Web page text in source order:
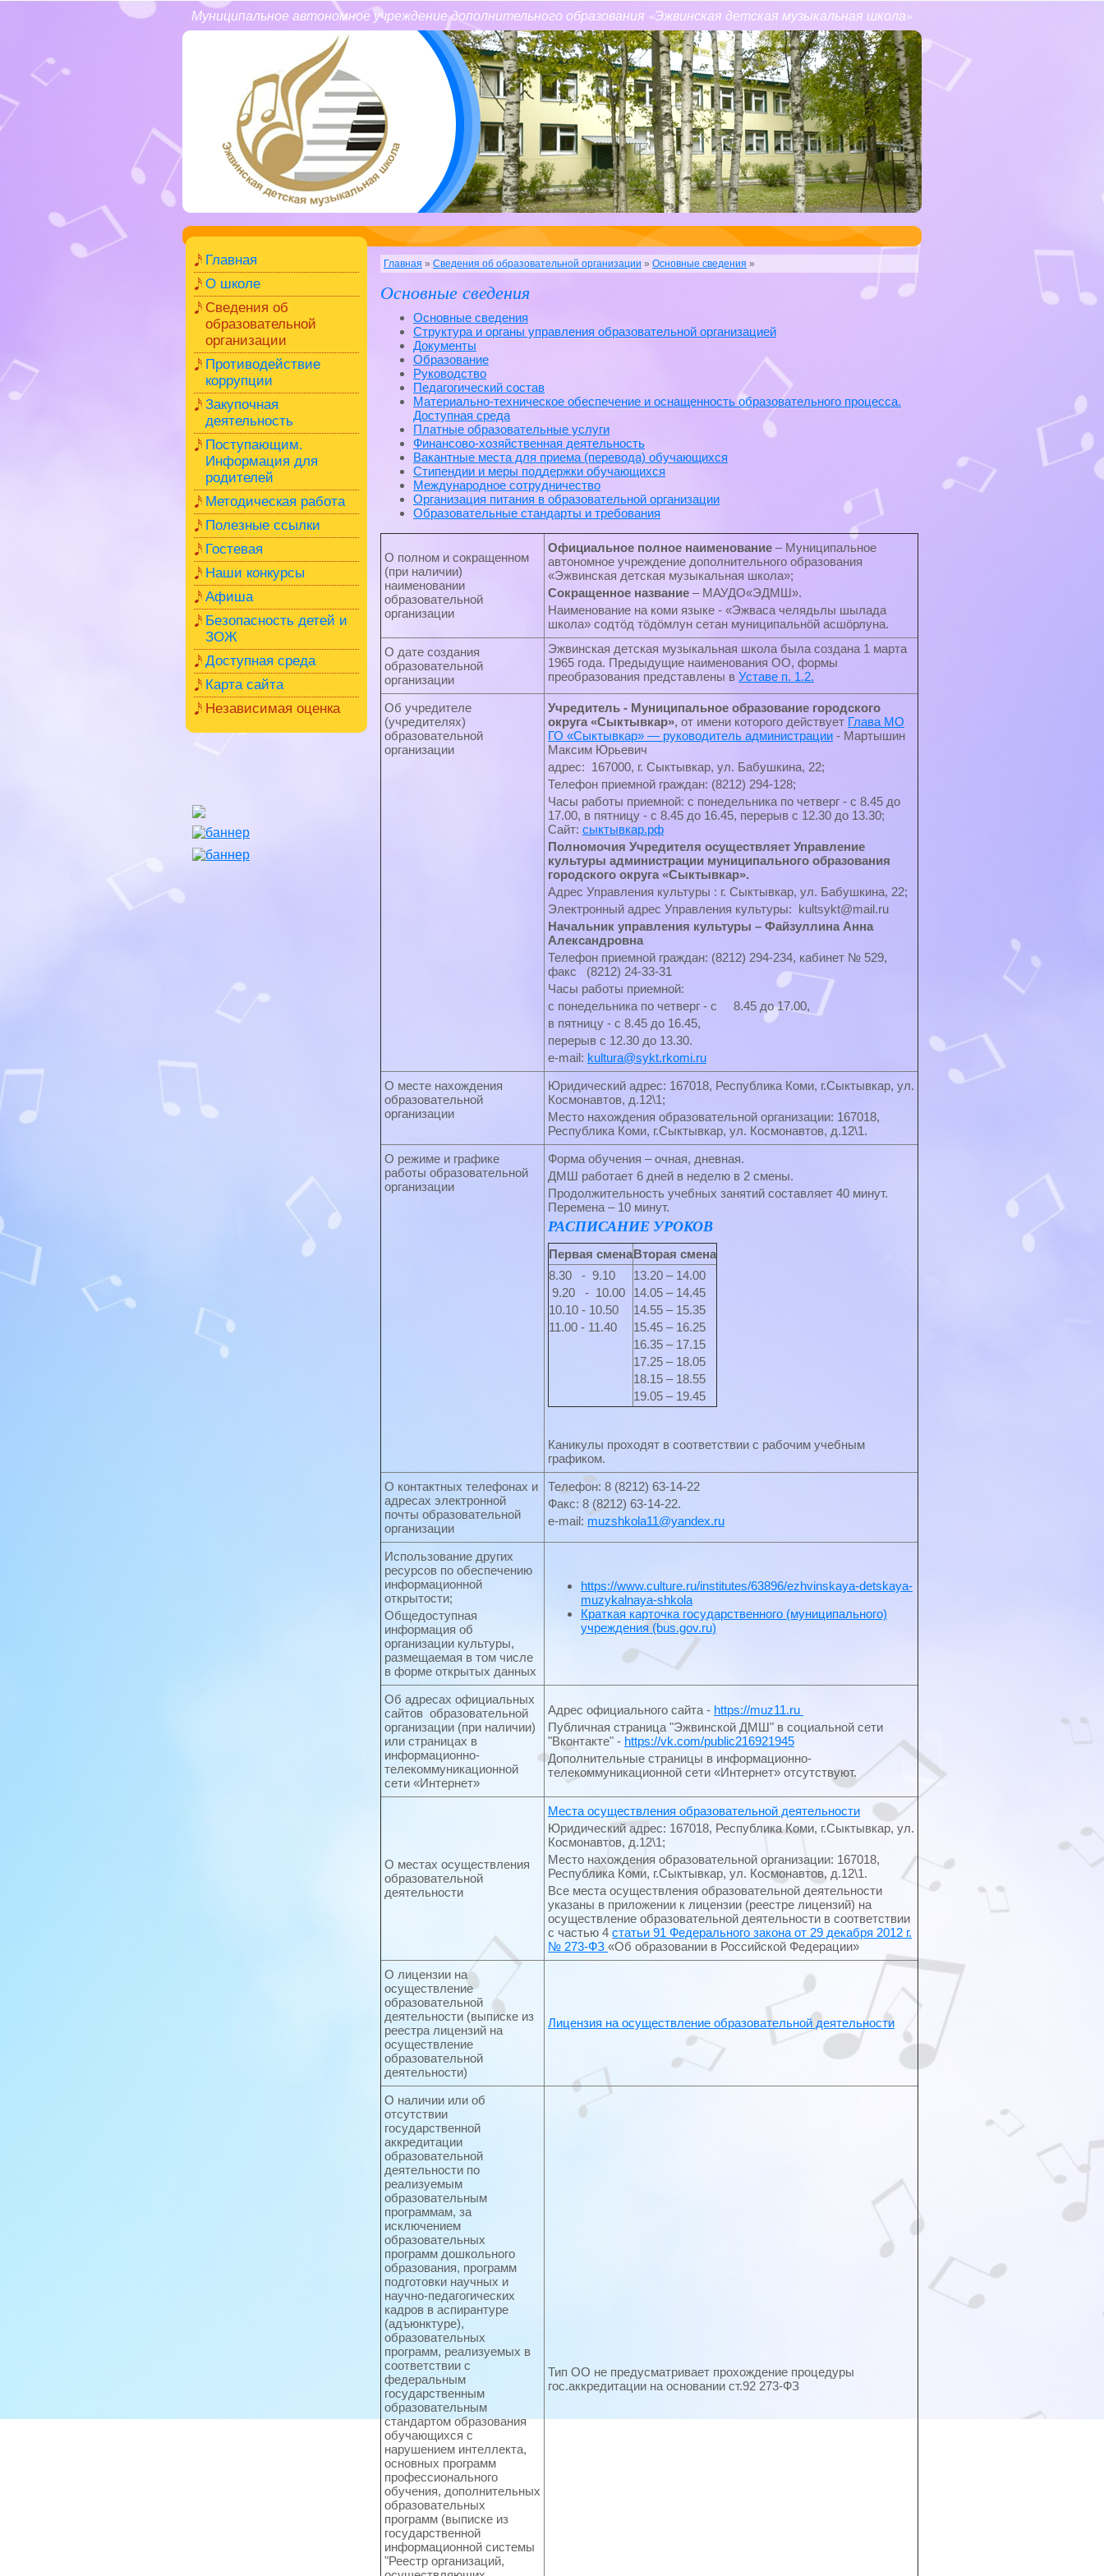
Муниципальное автономное учреждение дополнительного образования «Эжвинская детская музыкальная школа»
Главная
О школе
Сведения об
образовательной
организации
Противодействие
коррупции
Закупочная
деятельность
Поступающим.
Информация для
родителей
Методическая работа
Полезные ссылки
Гостевая
Наши конкурсы
Афиша
Безопасность детей и
ЗОЖ
Доступная среда
Карта сайта
Независимая оценка
Главная » Сведения об образовательной организации » Основные сведения »
Основные сведения
Основные сведения
Структура и органы управления образовательной организацией
Документы
Образование
Руководство
Педагогический состав
Материально-техническое обеспечение и оснащенность образовательного процесса.
Доступная среда
Платные образовательные услуги
Финансово-хозяйственная деятельность
Вакантные места для приема (перевода) обучающихся
Стипендии и меры поддержки обучающихся
Международное сотрудничество
Организация питания в образовательной организации
Образовательные стандарты и требования
О полном и сокращенном
(при наличии)
наименовании
образовательной
организации
Официальное полное наименование – Муниципальное
автономное учреждение дополнительного образования
«Эжвинская детская музыкальная школа»;
Сокращенное название – МАУДО«ЭДМШ».
Наименование на коми языке - «Эжваса челядьлы шылада
школа» содтӧд тӧдӧмлун сетан муниципальнӧй асшӧрлуна.
О дате создания
образовательной
организации
Эжвинская детская музыкальная школа была создана 1 марта
1965 года. Предыдущие наименования ОО, формы
преобразования представлены в Уставе п. 1.2.
Об учредителе
(учредителях)
образовательной
организации
Учредитель - Муниципальное образование городского
округа «Сыктывкар», от имени которого действует Глава МО
ГО «Сыктывкар» — руководитель администрации - Мартышин
Максим Юрьевич
адрес: 167000, г. Сыктывкар, ул. Бабушкина, 22;
Телефон приемной граждан: (8212) 294-128;
Часы работы приемной: с понедельника по четверг - с 8.45 до
17.00, в пятницу - с 8.45 до 16.45, перерыв с 12.30 до 13.30;
Сайт: сыктывкар.рф
Полномочия Учредителя осуществляет Управление
культуры администрации муниципального образования
городского округа «Сыктывкар».
Адрес Управления культуры : г. Сыктывкар, ул. Бабушкина, 22;
Электронный адрес Управления культуры: kultsykt@mail.ru
Начальник управления культуры – Файзуллина Анна
Александровна
Телефон приемной граждан: (8212) 294-234, кабинет № 529,
факс (8212) 24-33-31
Часы работы приемной:
с понедельника по четверг - с 8.45 до 17.00,
в пятницу - с 8.45 до 16.45,
перерыв с 12.30 до 13.30.
e-mail: kultura@sykt.rkomi.ru
О месте нахождения
образовательной
организации
Юридический адрес: 167018, Республика Коми, г.Сыктывкар, ул.
Космонавтов, д.12\1;
Место нахождения образовательной организации: 167018,
Республика Коми, г.Сыктывкар, ул. Космонавтов, д.12\1.
О режиме и графике
работы образовательной
организации
Форма обучения – очная, дневная.
ДМШ работает 6 дней в неделю в 2 смены.
Продолжительность учебных занятий составляет 40 минут.
Перемена – 10 минут.
РАСПИСАНИЕ УРОКОВ
Первая сменаВторая смена
8.30 - 9.10
9.20 - 10.00
10.10 - 10.50
11.00 - 11.40
13.20 – 14.00
14.05 – 14.45
14.55 – 15.35
15.45 – 16.25
16.35 – 17.15
17.25 – 18.05
18.15 – 18.55
19.05 – 19.45
Каникулы проходят в соответствии с рабочим учебным
графиком.
О контактных телефонах и
адресах электронной
почты образовательной
организации
Телефон: 8 (8212) 63-14-22
Факс: 8 (8212) 63-14-22.
e-mail: muzshkola11@yandex.ru
Использование других
ресурсов по обеспечению
информационной
открытости;
Общедоступная
информация об
организации культуры,
размещаемая в том числе
в форме открытых данных
https://www.culture.ru/institutes/63896/ezhvinskaya-detskaya-
muzykalnaya-shkola
Краткая карточка государственного (муниципального)
учреждения (bus.gov.ru)
Об адресах официальных
сайтов образовательной
организации (при наличии)
или страницах в
информационно-
телекоммуникационной
сети «Интернет»
Адрес официального сайта - https://muz11.ru
Публичная страница "Эжвинской ДМШ" в социальной сети
"Вконтакте" - https://vk.com/public216921945
Дополнительные страницы в информационно-
телекоммуникационной сети «Интернет» отсутствуют.
О местах осуществления
образовательной
деятельности
Места осуществления образовательной деятельности
Юридический адрес: 167018, Республика Коми, г.Сыктывкар, ул.
Космонавтов, д.12\1;
Место нахождения образовательной организации: 167018,
Республика Коми, г.Сыктывкар, ул. Космонавтов, д.12\1.
Все места осуществления образовательной деятельности
указаны в приложении к лицензии (реестре лицензий) на
осуществление образовательной деятельности в соответствии
с частью 4 статьи 91 Федерального закона от 29 декабря 2012 г.
№ 273-ФЗ «Об образовании в Российской Федерации»
О лицензии на
осуществление
образовательной
деятельности (выписке из
реестра лицензий на
осуществление
образовательной
деятельности)
Лицензия на осуществление образовательной деятельности
О наличии или об
отсутствии
государственной
аккредитации
образовательной
деятельности по
реализуемым
образовательным
программам, за
исключением
образовательных
программ дошкольного
образования, программ
подготовки научных и
научно-педагогических
кадров в аспирантуре
(адъюнктуре),
образовательных
программ, реализуемых в
соответствии с
федеральным
государственным
образовательным
стандартом образования
обучающихся с
нарушением интеллекта,
основных программ
профессионального
обучения, дополнительных
образовательных
программ (выписке из
государственной
информационной системы
"Реестр организаций,
Тип ОО не предусматривает прохождение процедуры
гос.аккредитации на основании ст.92 273-ФЗ